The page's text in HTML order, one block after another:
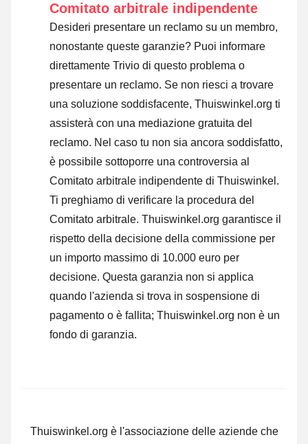
Comitato arbitrale indipendente
Desideri presentare un reclamo su un membro,
nonostante queste garanzie? Puoi informare
direttamente Trivio di questo problema o
presentare un reclamo. Se non riesci a trovare
una soluzione soddisfacente, Thuiswinkel.org ti
assisterà con una mediazione gratuita del
reclamo. Nel caso tu non sia ancora soddisfatto,
è possibile sottoporre una controversia al
Comitato arbitrale indipendente di Thuiswinkel.
Ti preghiamo di verificare la procedura del
Comitato arbitrale. Thuiswinkel.org garantisce il
rispetto della decisione della commissione per
un importo massimo di 10.000 euro per
decisione. Questa garanzia non si applica
quando l'azienda si trova in sospensione di
pagamento o è fallita; Thuiswinkel.org non è un
fondo di garanzia.
Thuiswinkel.org è l'associazione delle aziende che